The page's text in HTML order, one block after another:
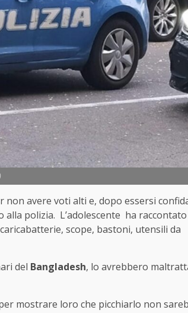
avere voti alti e, dopo essersi
alla polizia. L’adolescente ha
scope, bastoni, utensili da
del Bangladesh, lo avrebbero
mostrare loro che picchiarlo non